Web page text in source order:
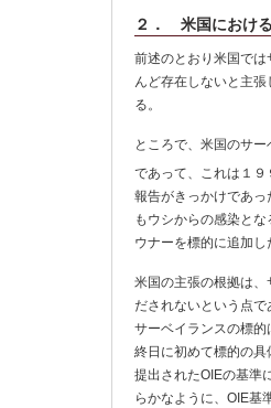
２． 米国におけ
前述のとおり米国で
んど存在しないと主
る。
ところで、米国のサ
であって、これは１
報告がきっかけであ
もウシからの感染と
ウナーを標的に追加
米国の主張の根拠は
だされないという点
サーベイランスの標
終日に初めて標的の
提出されたOIEの基準
らかなように、OIE基